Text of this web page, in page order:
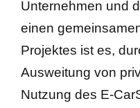
Unternehmen und
einen
Projektes ist es,
Ausweitung von
Nutzung des E-